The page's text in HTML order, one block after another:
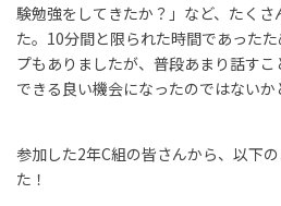
験勉強をしてきたか？」など、たくさ
た。10分間と限られた時間であった
プもありましたが、普段あまり話す
できる良い機会になったのではないか
参加した2年C組の皆さんから、以下
た！